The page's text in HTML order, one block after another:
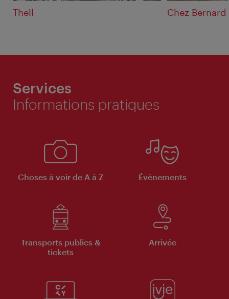
Thell Chez Bernard
Services
Informations pratiques
Choses à voir de A à Z Évènements
Transports publics &
tickets
Arrivée